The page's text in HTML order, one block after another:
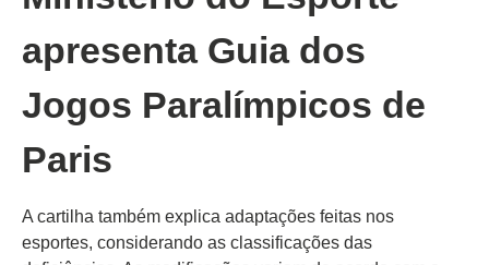
apresenta Guia dos
Jogos Paralímpicos de
Paris
A cartilha também explica adaptações feitas nos
esportes, considerando as classificações das